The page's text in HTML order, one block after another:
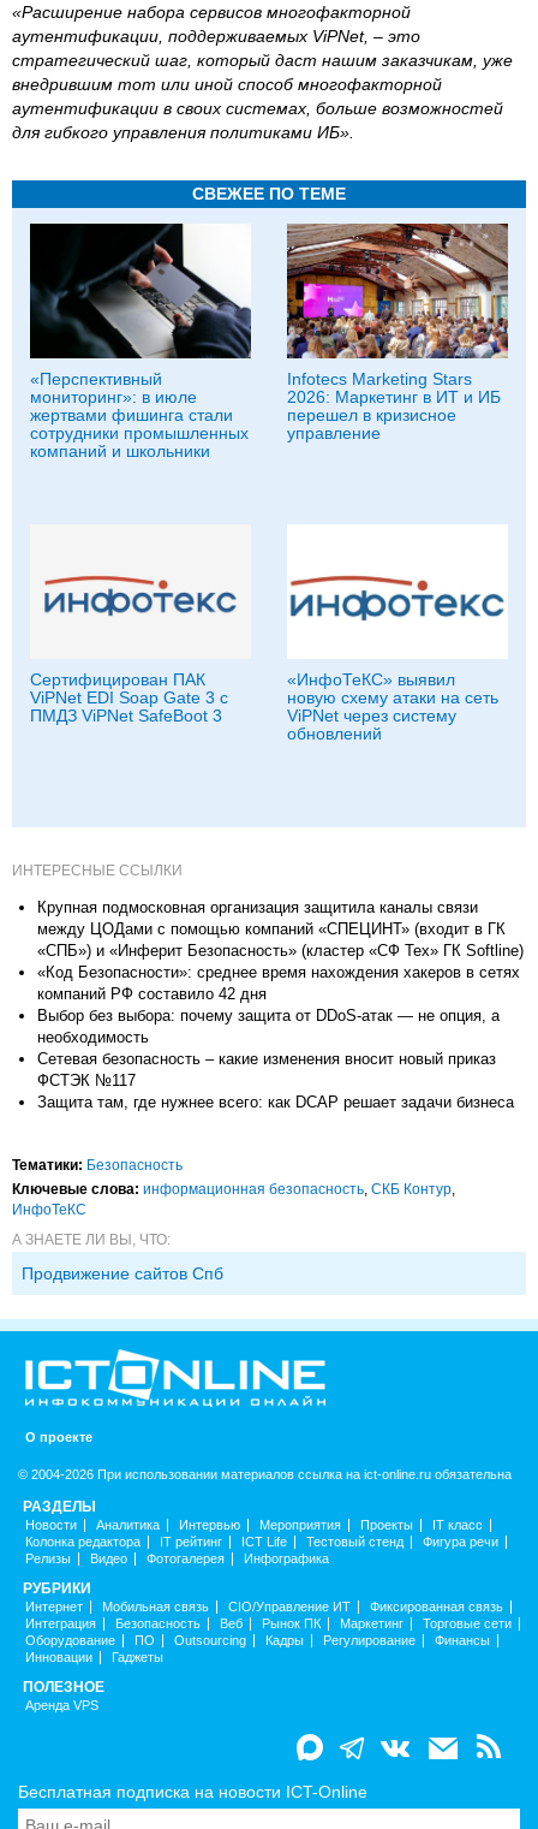
«Расширение набора сервисов многофакторной
аутентификации, поддерживаемых ViPNet, – это
стратегический шаг, который даст нашим заказчикам, уже
внедрившим тот или иной способ многофакторной
аутентификации в своих системах, больше возможностей
для гибкого управления политиками ИБ».
СВЕЖЕЕ ПО ТЕМЕ
«Перспективный
мониторинг»: в июле
жертвами фишинга стали
сотрудники промышленных
компаний и школьники
Infotecs Marketing Stars
2026: Маркетинг в ИТ и ИБ
перешел в кризисное
управление
Сертифицирован ПАК
ViPNet EDI Soap Gate 3 с
ПМДЗ ViPNet SafeBoot 3
«ИнфоТеКС» выявил
новую схему атаки на сеть
ViPNet через систему
обновлений
ИНТЕРЕСНЫЕ ССЫЛКИ
Крупная подмосковная организация защитила каналы связи
между ЦОДами с помощью компаний «СПЕЦИНТ» (входит в ГК
«СПБ») и «Инферит Безопасность» (кластер «СФ Тех» ГК Softline)
«Код Безопасности»: среднее время нахождения хакеров в сетях
компаний РФ составило 42 дня
Выбор без выбора: почему защита от DDoS-атак — не опция, а
необходимость
Сетевая безопасность – какие изменения вносит новый приказ
ФСТЭК №117
Защита там, где нужнее всего: как DCAP решает задачи бизнеса
Тематики: Безопасность
Ключевые слова: информационная безопасность, СКБ Контур,
ИнфоТеКС
А ЗНАЕТЕ ЛИ ВЫ, ЧТО:
Продвижение сайтов Спб
О проекте
© 2004-2026 При использовании материалов ссылка на ict-online.ru обязательна
РАЗДЕЛЫ
Новости Аналитика Интервью Мероприятия Проекты
IT класс
Колонка редактора
IT рейтинг ICT Life Тестовый стенд
Фигура речи
Релизы
Видео Фотогалерея Инфографика
РУБРИКИ
Интернет Мобильная связь CIO/Управление ИТ
Фиксированная связь
Интеграция
Безопасность Веб Рынок ПК Маркетинг
Торговые сети
Оборудование
ПО Outsourcing Кадры Регулирование
Финансы
Инновации
Гаджеты
ПОЛЕЗНОЕ
Аренда VPS
Бесплатная подписка на новости ICT-Online